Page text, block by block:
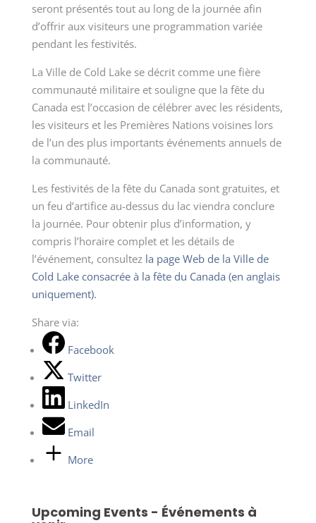
seront présentés tout au long de la journée afin
d’offrir aux visiteurs une programmation variée
pendant les festivités.
La Ville de Cold Lake se décrit comme une fière
communauté militaire et souligne que la fête du
Canada est l’occasion de célébrer avec les résidents,
les visiteurs et les Premières Nations voisines lors
de l’un des plus importants événements annuels de
la communauté.
Les festivités de la fête du Canada sont gratuites, et
un feu d’artifice au-dessus du lac viendra conclure
la journée. Pour obtenir plus d’information, y
compris l’horaire complet et les détails de
l’événement, consultez la page Web de la Ville de
Cold Lake consacrée à la fête du Canada (en anglais
uniquement).
Share via:
Facebook
Twitter
LinkedIn
Email
More
Upcoming Events - Événements à